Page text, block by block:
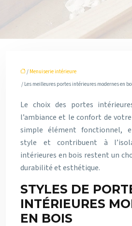
/ Menuiserie intérieure
/ Les meilleures portes intérieures modernes en
Le choix des portes
l’ambiance et le confort de votre
simple élément fonctionnel,
style et contribuent à
intérieures en bois restent un
durabilité et esthétique.
STYLES DE
INTÉRIEURES
EN BOIS